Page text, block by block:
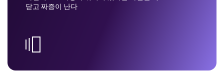
닫고 짜증이 난다